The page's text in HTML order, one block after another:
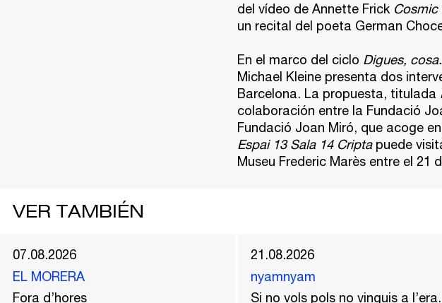
del vídeo de Annette Frick Cosmic
un recital del poeta German
En el marco del ciclo Digues,
Michael Kleine presenta dos
Barcelona. La propuesta, titulada
colaboración entre la Fundació
Fundació Joan Miró, que acoge
Espai 13 Sala 14 Criptapuede
Museu Frederic Marès entre el 21
VER TAMBIÉN
07.08.2026
EL MORERA
Fora d’hores
21.08.2026
nyamnyam
Si no vols pols no vinguis a l’era.